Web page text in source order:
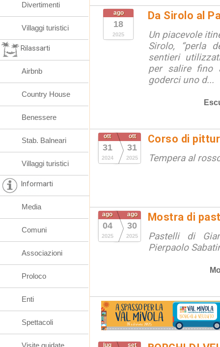
ago
18
2025
Da Sirolo al
Un piacevole
Sirolo, “perla
sentieri
per salire fino
goderci uno d...
ott
31
2024
ott
31
2025
Corso di
Tempera al
ago
04
2025
ago
30
2025
Mostra di
Pastelli di
Pierpaolo
lug set
Divertimenti
Villaggi turistici
Rilassarti
Airbnb
Country House
Benessere
Stab. Balneari
Villaggi turistici
Informarti
Media
Comuni
Associazioni
Proloco
Enti
Spettacoli
Visite guidate